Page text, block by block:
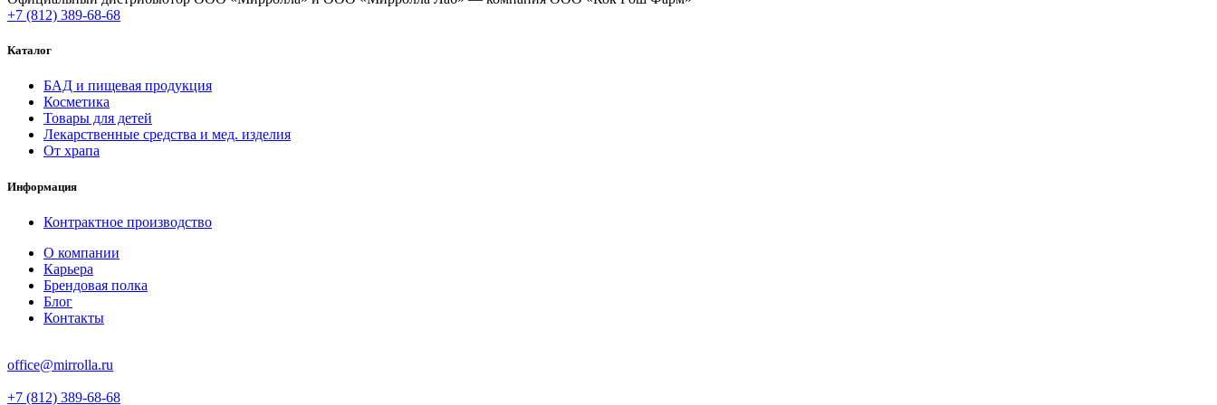
+7 (812) 389-68-68
Каталог
БАД и пищевая продукция
Косметика
Товары для детей
Лекарственные средства и мед. изделия
От храпа
Информация
Контрактное производство
О компании
Карьера
Брендовая полка
Блог
Контакты
office@mirrolla.ru
+7 (812) 389-68-68